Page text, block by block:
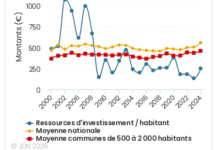
Montants (€)
Ressources d'investissement / habitant
Moyenne nationale
Moyenne communes de 500 à 2 000 habitants
200020022006200820102012201420162018202020222024
0
250
500
750
1000
© JDN 2026